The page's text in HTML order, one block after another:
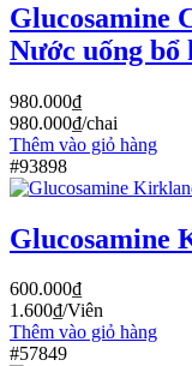
Glucosamine
Nước uống
980.000₫
980.000₫/chai
Thêm vào giỏ hàng
#93898
Glucosamine
600.000₫
1.600₫/Viên
Thêm vào giỏ hàng
#57849